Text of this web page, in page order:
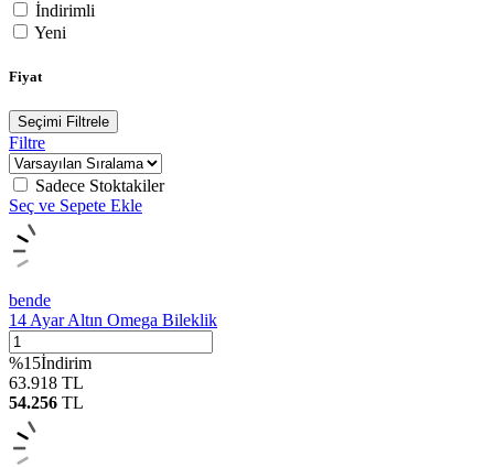
İndirimli
Yeni
Fiyat
Seçimi Filtrele
Filtre
Sadece Stoktakiler
Seç ve Sepete Ekle
bende
14 Ayar Altın Omega Bileklik
%15İndirim
63.918 TL
54.256 TL